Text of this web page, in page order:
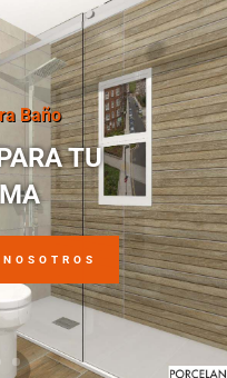
Baño
TU